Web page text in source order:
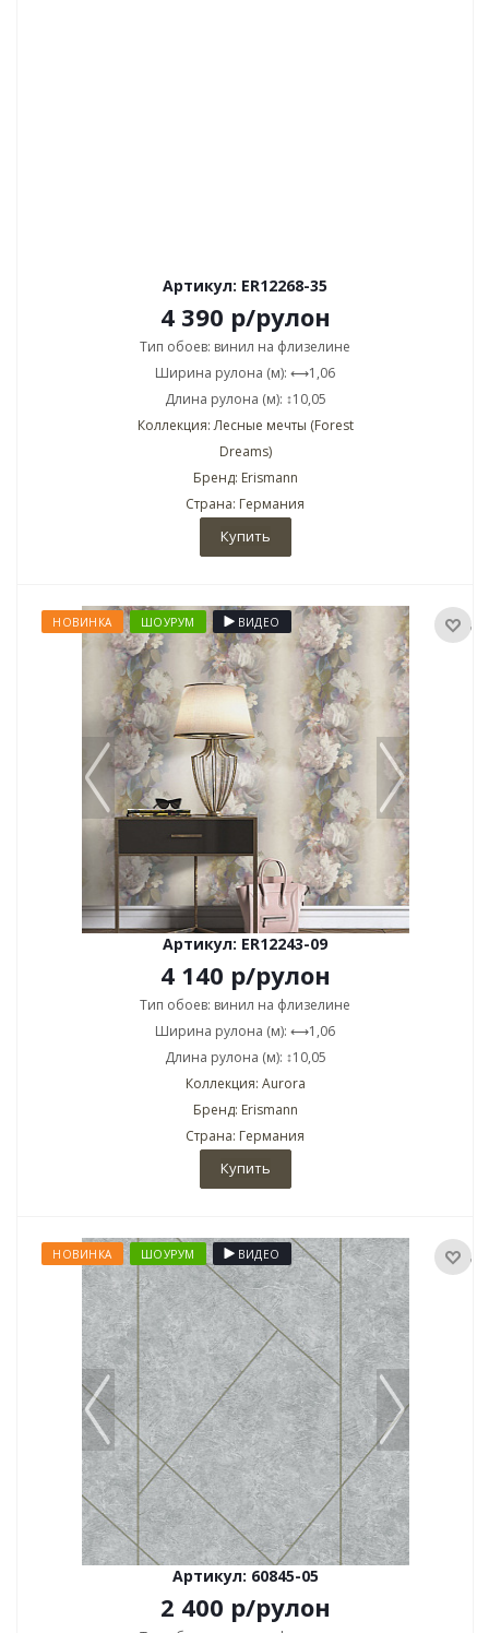
Артикул: ER12268-35
4 390 р/рулон
Тип обоев: винил на флизелине
Ширина рулона (м): ⟷1,06
Длина рулона (м): ↕10,05
Коллекция: Лесные мечты (Forest
Dreams)
Бренд: Erismann
Страна: Германия
Купить
НОВИНКА ШОУРУМ ВИДЕО
Артикул: ER12243-09
4 140 р/рулон
Тип обоев: винил на флизелине
Ширина рулона (м): ⟷1,06
Длина рулона (м): ↕10,05
Коллекция: Aurora
Бренд: Erismann
Страна: Германия
Купить
НОВИНКА ШОУРУМ ВИДЕО
Артикул: 60845-05
2 400 р/рулон